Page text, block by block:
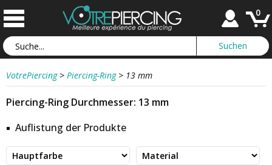
0
VotrePiercing > Piercing-Ring > 13 mm
Piercing-Ring Durchmesser: 13 mm
Auflistung der Produkte